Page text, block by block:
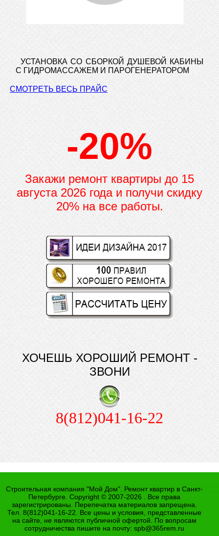
УСТАНОВКА СО СБОРКОЙ ДУШЕВОЙ КАБИНЫ
С ГИДРОМАССАЖЕМ И ПАРОГЕНЕРАТОРОМ
СМОТРЕТЬ ВЕСЬ ПРАЙС
-20%
Закажи ремонт квартиры до15
августа 2026 года и получи скидку
20% на все работы.
ХОЧЕШЬ ХОРОШИЙ РЕМОНТ -
ЗВОНИ
8(812)041-16-22
Строительная компания "Мой Дом". Ремонт квартир в Санкт-
Петербурге. Copyright © 2007-2026 . Все права
зарегистрированы. Перепечатка материалов запрещена.
Тел. 8(812)041-16-22. Все цены и условия, представленные
на сайте, не являются публичной офертой. По вопросам
сотрудничества пишите на почту: spb@365rem.ru